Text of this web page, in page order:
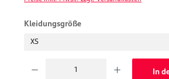
Kleidungsgrößeauswählen
Produkt Anzahl: Gib den gewünschten Wert
In